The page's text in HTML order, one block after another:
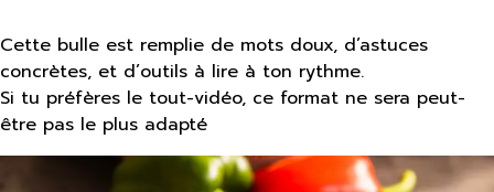
Cette bulle est remplie de mots doux, d’astuces
concrètes, et d’outils à lire à ton rythme.
Si tu préfères le tout-vidéo, ce format ne sera peut-
être pas le plus adapté